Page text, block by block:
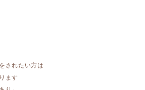
されたい方は
ます